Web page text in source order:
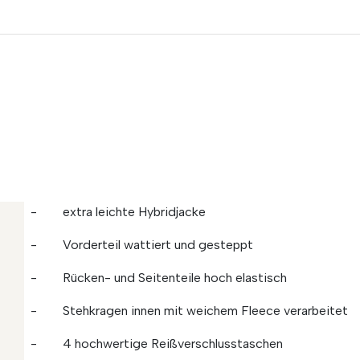
- extra leichte Hybridjacke
- Vorderteil wattiert und gesteppt
- Rücken- und Seitenteile hoch elastisch
- Stehkragen innen mit weichem Fleece verarbeitet
- 4 hochwertige Reißverschlusstaschen